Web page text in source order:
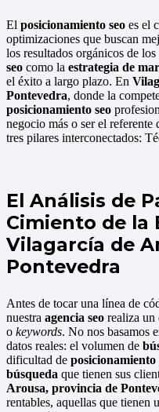
El posicionamiento seo es el
optimizaciones que buscan
los resultados orgánicos de los
seo como la estrategia de
el éxito a largo plazo. En
Pontevedra, donde la
posicionamiento seo
negocio más o ser el referente
tres pilares interconectados:
El Análisis de
Cimiento de la
Vilagarcía de
Pontevedra
Antes de tocar una línea de
nuestra agencia seo realiza un
o keywords. No nos basamos
datos reales: el volumen de
dificultad de posicionamiento
búsqueda que tienen sus
Arousa, provincia de
rentables, aquellas que tienen